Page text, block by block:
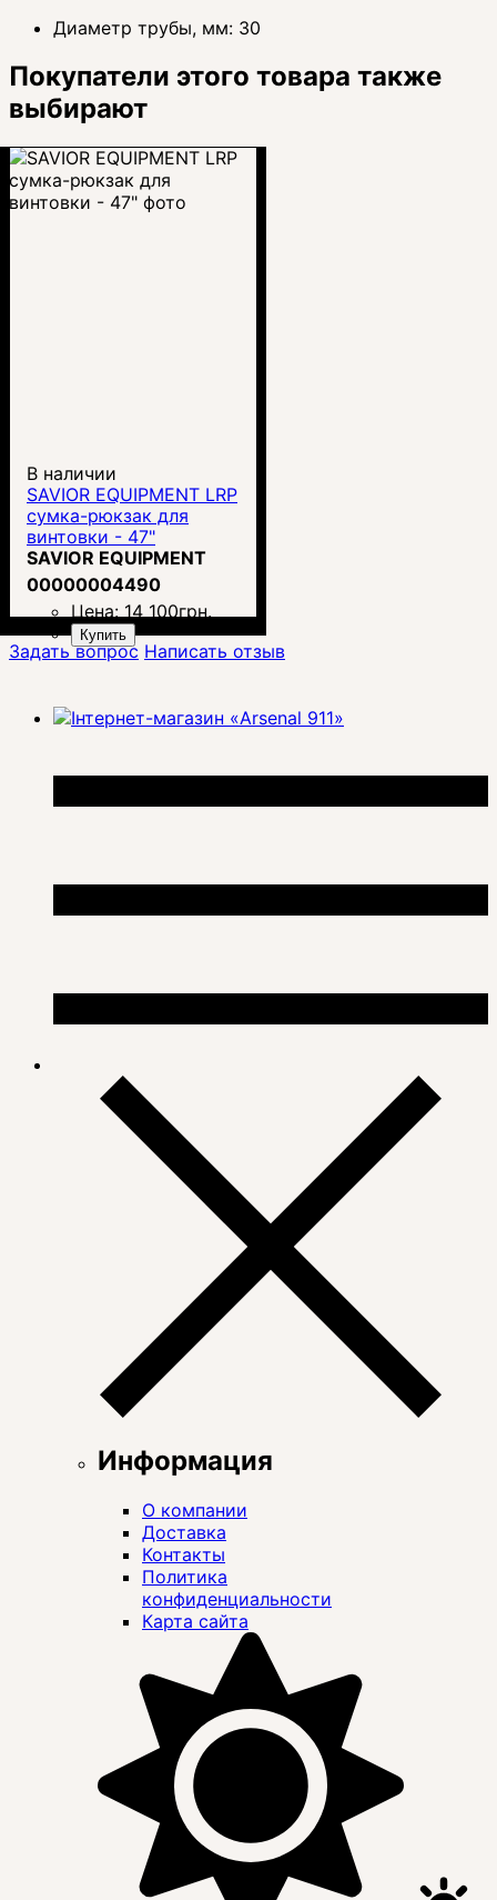
Диаметр трубы, мм: 30
Покупатели этого товара также
выбирают
В наличии
SAVIOR EQUIPMENT LRP
сумка-рюкзак для
винтовки - 47"
SAVIOR EQUIPMENT
00000004490
Цена:14 100грн.
Купить
Задать вопрос Написать отзыв
Информация
О компании
Доставка
Контакты
Политика
конфиденциальности
Карта сайта